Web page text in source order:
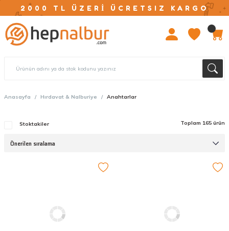
2000 TL ÜZERİ ÜCRETSIZ KARGO
Anasayfa Hırdavat & Nalburiye Anahtarlar
Stoktakiler Toplam 165 ürün